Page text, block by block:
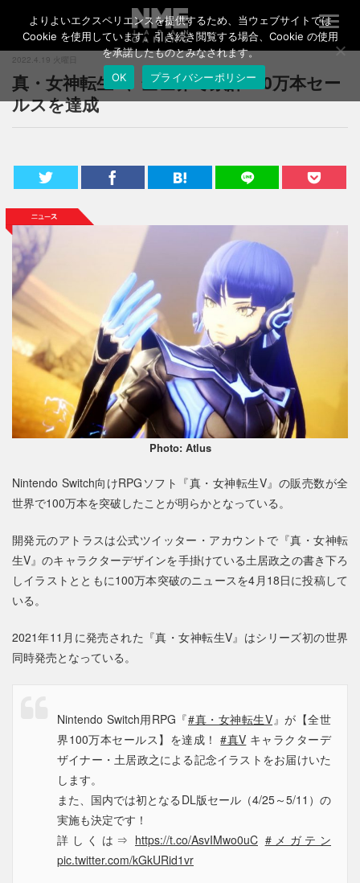
T
o
g
l
a
a
2022.4.19 火曜日
真・女神転生V、全世界で累計100万本セー
ルスを達成
Photo: Atlus
Nintendo Switch向けRPGソフト『真・女神転生V』の販売数が全
世界で100万本を突破したことが明らかとなっている。
開発元のアトラスは公式ツイッター・アカウントで『真・女神転
生V』のキャラクターデザインを手掛けている土居政之の書き下ろ
しイラストとともに100万本突破のニュースを4月18日に投稿して
いる。
2021年11月に発売された『真・女神転生V』はシリーズ初の世界
同時発売となっている。
Nintendo Switch用RPG『#真・女神転生V 』が【全世
界100万本セールス】を達成！#真V キャラクターデ
ザイナー・土居政之による記念イラストをお届けいた
します。
また、国内では初となるDL版セール（4/25～5/11）の
実施も決定です！
詳しくは⇒ https://t.co/AsvIMwo0uC #メガテン
pic.twitter.com/kGkURid1vr
よりよいエクスペリエンスを提供するため、当ウェブサイトでは
Cookie を使用しています。引き続き閲覧する場合、Cookie の使用
を承諾したものとみなされます。
OK
プライバシーポリシー